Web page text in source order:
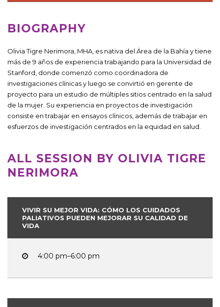
BIOGRAPHY
Olivia Tigre Nerimora, MHA, es nativa del Área de la Bahía y tiene
más de 9 años de experiencia trabajando para la Universidad de
Stanford, donde comenzó como coordinadora de
investigaciones clínicas y luego se convirtió en gerente de
proyecto para un estudio de múltiples sitios centrado en la salud
de la mujer. Su experiencia en proyectos de investigación
consiste en trabajar en ensayos clínicos, además de trabajar en
esfuerzos de investigación centrados en la equidad en salud.
ALL SESSION BY OLIVIA TIGRE
NERIMORA
VIVIR SU MEJOR VIDA: CÓMO LOS CUIDADOS
PALIATIVOS PUEDEN MEJORAR SU CALIDAD DE
VIDA
4:00 pm–6:00 pm